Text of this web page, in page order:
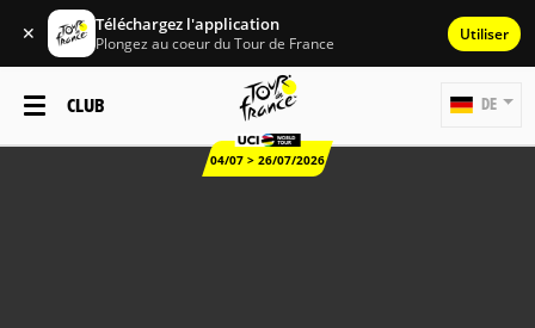
✕ Téléchargez l'application
Plongez au coeur du Tour de France Utiliser
CLUB
04/07 > 26/07/2026
DE